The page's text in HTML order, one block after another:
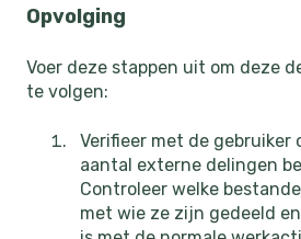
Opvolging
Voer deze stappen uit om deze
te volgen:
Verifieer met de
aantal externe delingen
Controleer welke
met wie ze zijn gedeeld